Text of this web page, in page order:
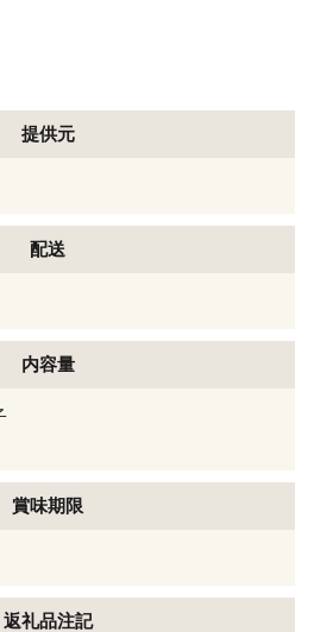
提供元
配送
内容量
賞味期限
返礼品注記